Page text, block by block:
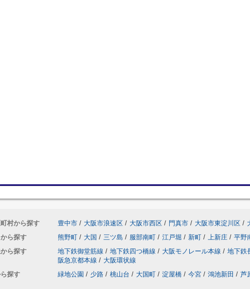
村から探す 豊中市 / 大阪市浪速区 / 大阪市西区 / 門真市 / 大阪市東淀川区 /
ら探す
熊野町 / 大国 / 三ツ島 / 服部南町 / 江戸堀 / 新町 / 上新庄 / 平野
ら探す
地下鉄御堂筋線 / 地下鉄四つ橋線 / 大阪モノレール本線 / 地下鉄
阪急京都本線 / 大阪環状線
探す
緑地公園 / 少路 / 桃山台 / 大国町 / 淀屋橋 / 今宮 / 鴻池新田 / 芦